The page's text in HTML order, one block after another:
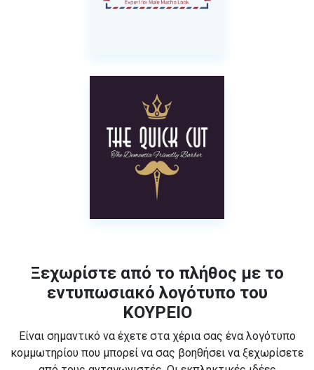
Ξεχωρίστε από το πλήθος με το
εντυπωσιακό λογότυπο του
ΚΟΥΡΕΙΟ
Είναι σημαντικό να έχετε στα χέρια σας ένα λογότυπο
κομμωτηρίου που μπορεί να σας βοηθήσει να ξεχωρίσετε